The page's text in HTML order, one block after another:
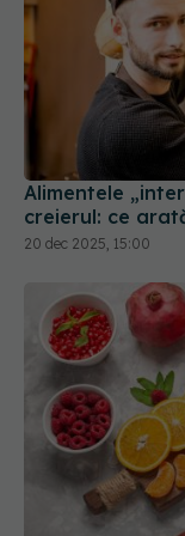
Alimentele
creierul: ce
20 dec 2025, 15:00